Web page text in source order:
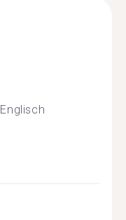
Englisch